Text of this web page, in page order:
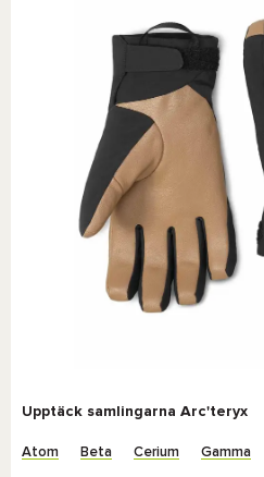
Upptäck samlingarna Arc'teryx
Atom Beta Cerium Gamma